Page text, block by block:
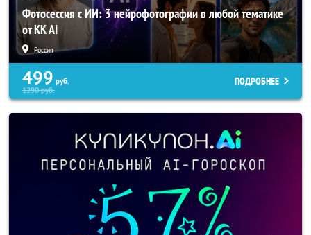
Фотосессия с ИИ: 3 нейрофотографии в любой тематике
от KK AI
Россия
499 руб.
1290руб.
ПОДРОБНЕЕ